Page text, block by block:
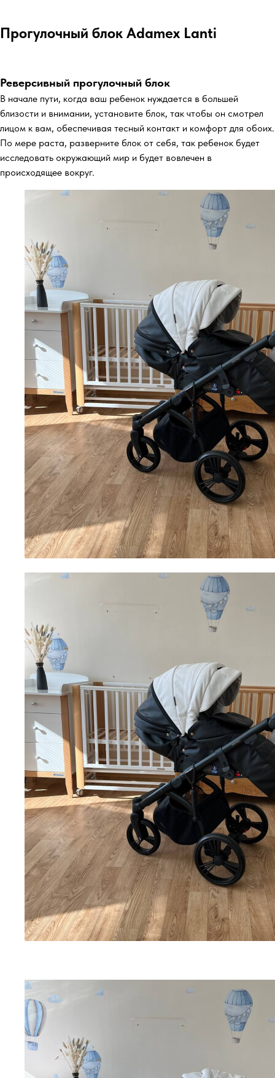
Прогулочный блок Adamex Lanti
Реверсивный прогулочный блок
В начале пути, когда ваш ребенок нуждается в большей
близости и внимании, установите блок, так чтобы он смотрел
лицом к вам, обеспечивая тесный контакт и комфорт для обоих.
По мере раста, разверните блок от себя, так ребенок будет
исследовать окружающий мир и будет вовлечен в
происходящее вокруг.